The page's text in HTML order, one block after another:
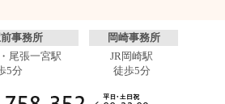
事務所
尾張一宮駅
5分
岡崎事務所
JR岡崎駅
徒歩5分